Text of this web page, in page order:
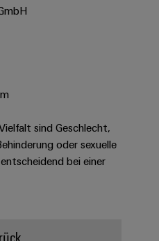
sind Geschlecht,
oder sexuelle
bei einer